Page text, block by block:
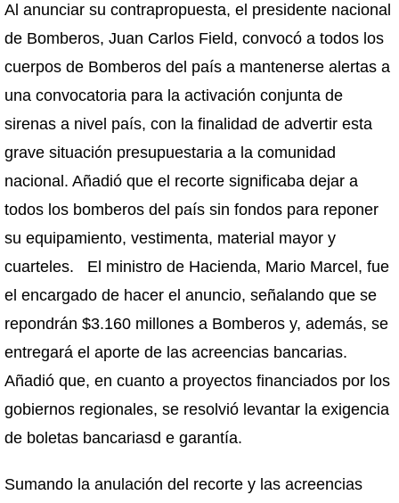
Al anunciar su contrapropuesta, el presidente nacional
de Bomberos, Juan Carlos Field, convocó a todos los
cuerpos de Bomberos del país a mantenerse alertas a
una convocatoria para la activación conjunta de
sirenas a nivel país, con la finalidad de advertir esta
grave situación presupuestaria a la comunidad
nacional. Añadió que el recorte significaba dejar a
todos los bomberos del país sin fondos para reponer
su equipamiento, vestimenta, material mayor y
cuarteles. El ministro de Hacienda, Mario Marcel, fue
el encargado de hacer el anuncio, señalando que se
repondrán $3.160 millones a Bomberos y, además, se
entregará el aporte de las acreencias bancarias.
Añadió que, en cuanto a proyectos financiados por los
gobiernos regionales, se resolvió levantar la exigencia
de boletas bancariasd e garantía.
Sumando la anulación del recorte y las acreencias